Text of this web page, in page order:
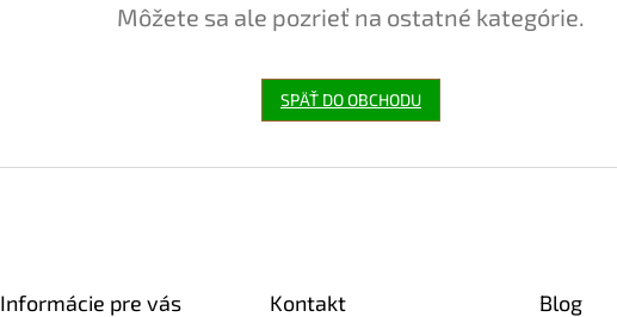
Môžete sa ale pozrieť na ostatné kategórie.
SPÄŤ DO OBCHODU
Informácie pre vás Kontakt Blog